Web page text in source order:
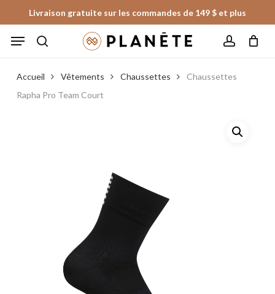
to
main
Livraison gratuite sur les commandes de 149 $ et plus
Menu
Fermer
le
panier
Accueil Vêtements Chaussettes
Chaussettes
Rapha Pro Team Court